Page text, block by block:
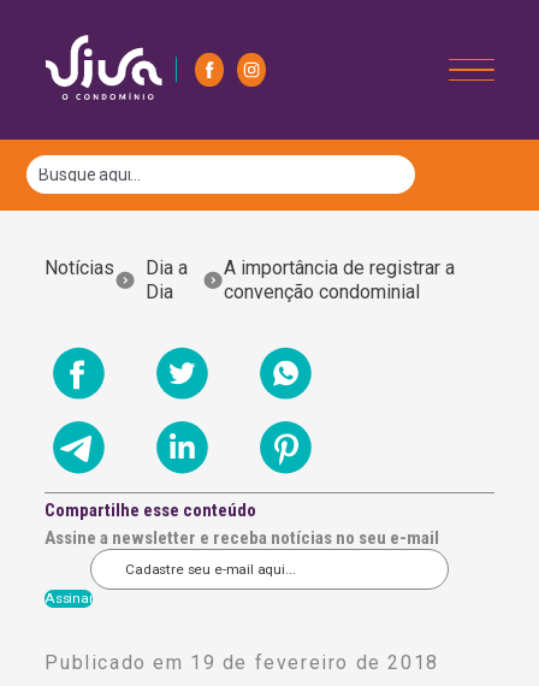
Notícias
Dia a
Dia
A importância de registrar a
convenção condominial
Compartilhe esse conteúdo
Assine a newsletter e receba notícias no seu e-mail
tPublicado em 19 de fevereiro de 2018